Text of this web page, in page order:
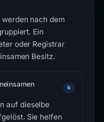
nach dem
Ein
oder Registrar
Besitz.
6
auf dieselbe
Sie helfen